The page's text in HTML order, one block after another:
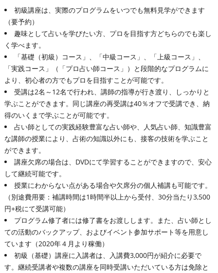
初級講座は、実際のプログラムをいつでも無料見学ができます
（要予約）
趣味として占いを学びたい方、プロを目指す方どちらのでも楽し
く学べます。
「基礎（初級）コース」、「中級コース」、「上級コース」、
「実践コース」（「プロ占い師コース」）と段階的なプログラムに
より、初心者の方でもプロを目指すことが可能です。
受講は2名～12名で行われ、講師の指導が行き渡り、しっかりと
学ぶことができます。同じ講座の再受講は40％オフで受講でき、納
得のいくまで学ぶことが可能です。
占い師としての実践経験豊富な占い師や、人気占い師、知識豊富
な講師の授業により、占術の知識以外にも、接客の技術を学ぶこと
ができます。
講座欠席の場合は、DVDにて学習することができますので、安心
して継続可能です。
授業にわからない点がある場合や欠席分の個人補講も可能です。
（別途費用要：補講時間は1時間半以上から受付、30分当たり3,500
円+税にて受講可能）
プログラム修了者には修了書をお渡しします。また、占い師とし
ての活動のバックアップ、およびイベント参加サポート等を用意し
ています（2020年４月より稼働）
初級（基礎）講座に入講者は、入講費3,000円が紹介に必要で
す。継続受講者や複数の講座を同時受講いただいている方は免除と